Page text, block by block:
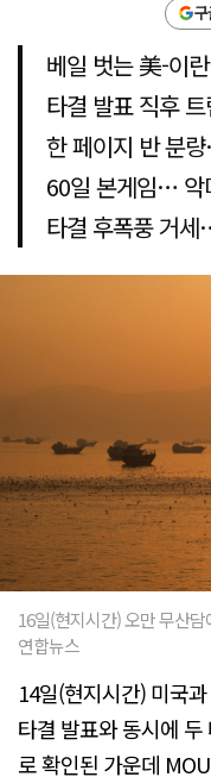
베일 벗는 美-이
타결 발표 직후
한 페이지 반 분
60일 본게임… 악
타결 후폭풍 거
16일(현지시간) 오만 무산
연합뉴스
14일(현지시간) 미국
타결 발표와 동시에
로 확인된 가운데